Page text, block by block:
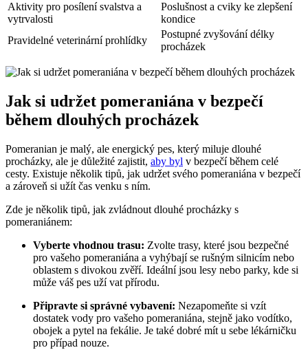
Aktivity ​pro posílení svalstva a
vytrvalosti
Poslušnost a cviky ke zlepšení
kondice
Pravidelné veterinární prohlídky
Postupné zvyšování délky
procházek
Jak si udržet pomeraniána v bezpečí
⁢během dlouhých procházek
Pomeranian je malý, ale energický pes,​ který miluje dlouhé
procházky, ale⁢ je důležité⁣ zajistit, aby byl v bezpečí‌ během celé
cesty. Existuje‌ několik tipů, jak udržet svého pomeraniána v bezpečí‍
a zároveň ‌si užít čas venku‍ s ním.
Zde je několik tipů, ​jak‍ zvládnout dlouhé procházky s
pomeraniánem:
Vyberte vhodnou trasu: Zvolte trasy,⁢ které jsou​ bezpečné
pro vašeho ⁤pomeraniána ‍a vyhýbají‌ se ‍rušným silnicím nebo
oblastem ⁢s divokou zvěří. Ideální⁤ jsou lesy nebo parky, kde si
může‌ váš pes uží vat přírodu.
Připravte si správné vybavení: Nezapomeňte si vzít
dostatek vody pro vašeho‍ pomeraniána, stejně jako vodítko,
obojek a pytel na fekálie. Je také dobré⁢ mít⁣ u ‍sebe lékárničku
pro‍ případ nouze.